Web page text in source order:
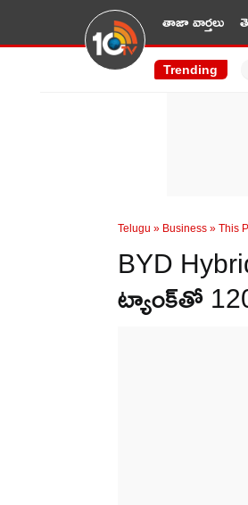
తాజా వార్తలు
Trending
Telugu » Business » This
BYD
ట్యాంక్‌తో